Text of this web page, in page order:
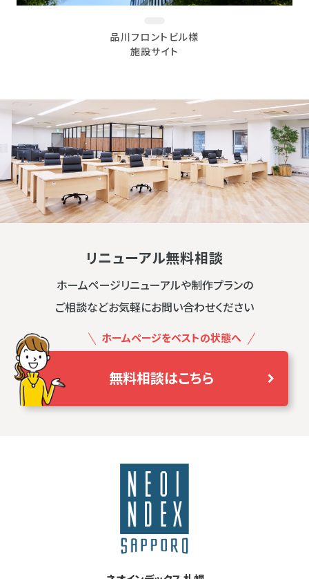
品川フロントビル様
施設サイト
リニューアル無料相談
ホームページリニューアルや制作プランの
ご相談などお気軽にお問い合わせください
ホームページをベストの状態へ
無料相談はこちら